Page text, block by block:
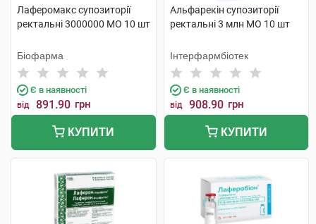
Лаферомакс супозиторії
ректальні 3000000 МО 10 шт
Біофарма
Є в наявності
від 891.90 грн
КУПИТИ
Альфарекін супозиторії
ректальні 3 млн МО 10 шт
Інтерфармбіотек
Є в наявності
від 908.90 грн
КУПИТИ